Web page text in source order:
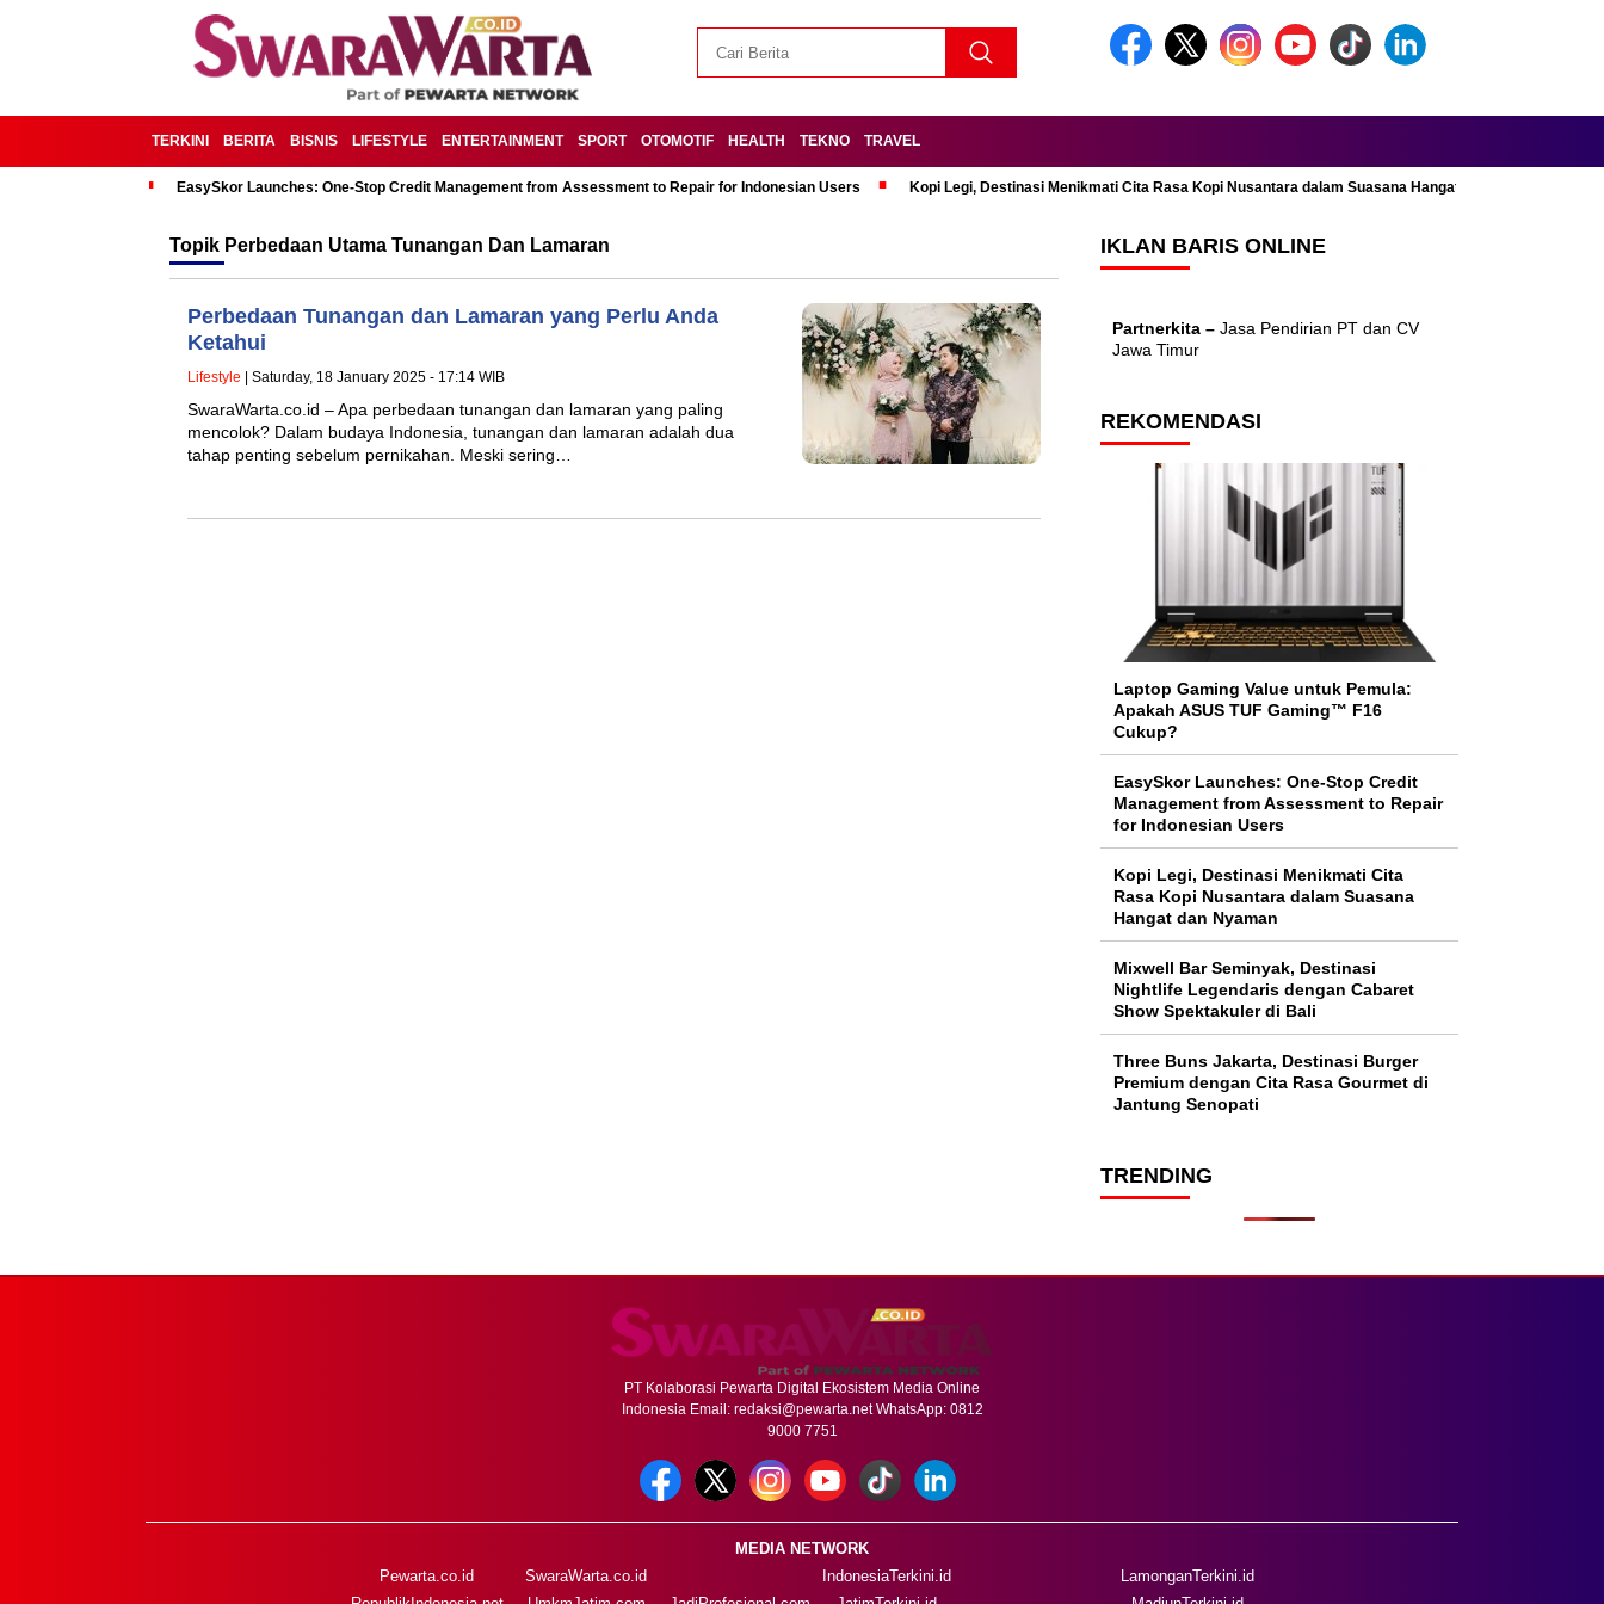
TERKINI BERITA BISNIS LIFESTYLE ENTERTAINMENT SPORT OTOMOTIF HEALTH TEKNO TRAVEL
EasySkor Launches: One-Stop Credit Management from Assessment to Repair for Indonesian Users Kopi Legi, Destinasi Menikmati Cita Rasa Kopi Nusantara dalam Suasana Hangat dan Nyaman
Topik Perbedaan Utama Tunangan Dan Lamaran
Perbedaan Tunangan dan Lamaran yang Perlu Anda
Ketahui
Lifestyle | Saturday, 18 January 2025 - 17:14 WIB
SwaraWarta.co.id – Apa perbedaan tunangan dan lamaran yang paling
mencolok? Dalam budaya Indonesia, tunangan dan lamaran adalah dua
tahap penting sebelum pernikahan. Meski sering…
IKLAN BARIS ONLINE
Partnerkita – Jasa Pendirian PT dan CV
Jawa Timur
REKOMENDASI
Laptop Gaming Value untuk Pemula:
Apakah ASUS TUF Gaming™ F16
Cukup?
EasySkor Launches: One-Stop Credit
Management from Assessment to Repair
for Indonesian Users
Kopi Legi, Destinasi Menikmati Cita
Rasa Kopi Nusantara dalam Suasana
Hangat dan Nyaman
Mixwell Bar Seminyak, Destinasi
Nightlife Legendaris dengan Cabaret
Show Spektakuler di Bali
Three Buns Jakarta, Destinasi Burger
Premium dengan Cita Rasa Gourmet di
Jantung Senopati
TRENDING
PT Kolaborasi Pewarta Digital Ekosistem Media Online
Indonesia Email: redaksi@pewarta.netWhatsApp: 0812
9000 7751
MEDIA NETWORK
Pewarta.co.id
SwaraWarta.co.id
IndonesiaTerkini.id
LamonganTerkini.id